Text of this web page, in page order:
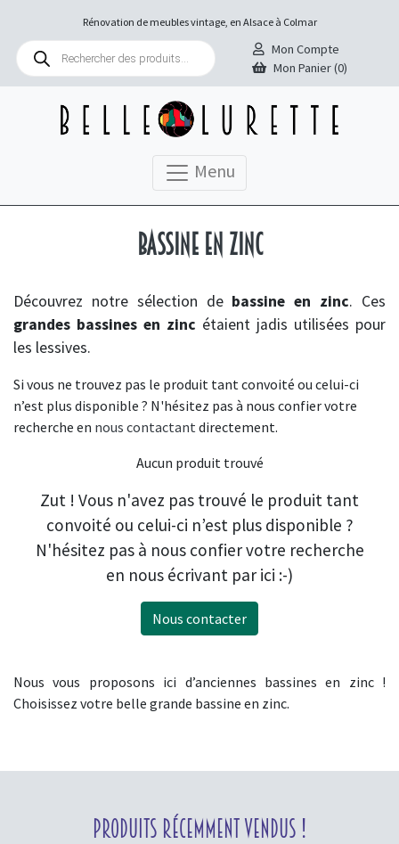
Rénovation de meubles vintage, en Alsace à Colmar
Recherche
produits
Mon Compte
Mon Panier (0)
Menu
Bassine en zinc
Découvrez notre sélection de bassine en zinc. Ces
grandes bassines en zinc étaient jadis utilisées pour
les lessives.
Si vous ne trouvez pas le produit tant convoité ou celui-ci
n’est plus disponible ? N'hésitez pas à nous confier votre
recherche en nous contactant directement.
Aucun produit trouvé
Zut ! Vous n'avez pas trouvé le produit tant
convoité ou celui-ci n’est plus disponible ?
N'hésitez pas à nous confier votre recherche
en nous écrivant par ici :-)
Nous contacter
Nous vous proposons ici d’anciennes bassines en zinc !
Choisissez votre belle grande bassine en zinc.
Produits récemment vendus !